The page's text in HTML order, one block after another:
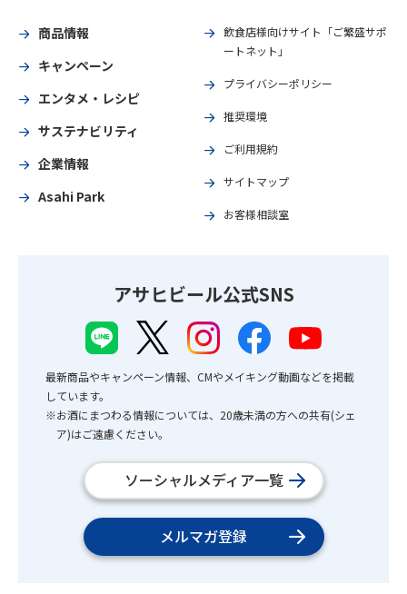
商品情報
キャンペーン
エンタメ・レシピ
サステナビリティ
企業情報
Asahi Park
飲食店様向けサイト「ご繁盛サポ
ートネット」
プライバシーポリシー
推奨環境
ご利用規約
サイトマップ
お客様相談室
アサヒビール公式SNS
最新商品やキャンペーン情報、CMやメイキング動画などを掲載
しています。
※お酒にまつわる情報については、20歳未満の方への共有(シェ
ア)はご遠慮ください。
ソーシャルメディア一覧
メルマガ登録